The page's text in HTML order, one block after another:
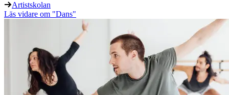
Artistskolan
Läs vidare om "Dans"